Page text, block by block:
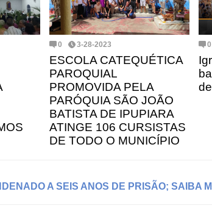
0 3-28-2023
ESCOLA CATEQUÉTICA
PAROQUIAL
PROMOVIDA PELA
PARÓQUIA SÃO JOÃO
BATISTA DE IPUPIARA
ATINGE 106 CURSISTAS
DE TODO O MUNICÍPIO
0
A SEIS ANOS DE PRISÃO; SAIBA